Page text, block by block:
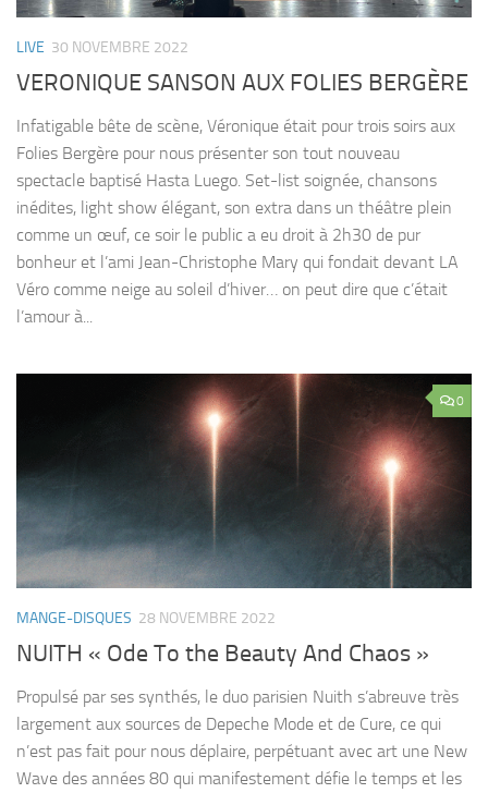
LIVE 30 NOVEMBRE 2022
VERONIQUE SANSON AUX FOLIES BERGÈRE
Infatigable bête de scène, Véronique était pour trois soirs aux
Folies Bergère pour nous présenter son tout nouveau
spectacle baptisé Hasta Luego. Set-list soignée, chansons
inédites, light show élégant, son extra dans un théâtre plein
comme un œuf, ce soir le public a eu droit à 2h30 de pur
bonheur et l’ami Jean-Christophe Mary qui fondait devant LA
Véro comme neige au soleil d’hiver… on peut dire que c’était
l’amour à...
0
MANGE-DISQUES 28 NOVEMBRE 2022
NUITH « Ode To the Beauty And Chaos »
Propulsé par ses synthés, le duo parisien Nuith s’abreuve très
largement aux sources de Depeche Mode et de Cure, ce qui
n’est pas fait pour nous déplaire, perpétuant avec art une New
Wave des années 80 qui manifestement défie le temps et les